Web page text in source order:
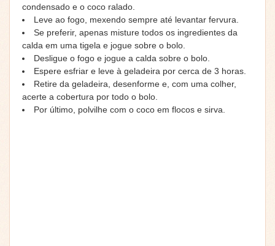
condensado e o coco ralado.
Leve ao fogo, mexendo sempre até levantar fervura.
Se preferir, apenas misture todos os ingredientes da
calda em uma tigela e jogue sobre o bolo.
Desligue o fogo e jogue a calda sobre o bolo.
Espere esfriar e leve à geladeira por cerca de 3 horas.
Retire da geladeira, desenforme e, com uma colher,
acerte a cobertura por todo o bolo.
Por último, polvilhe com o coco em flocos e sirva.